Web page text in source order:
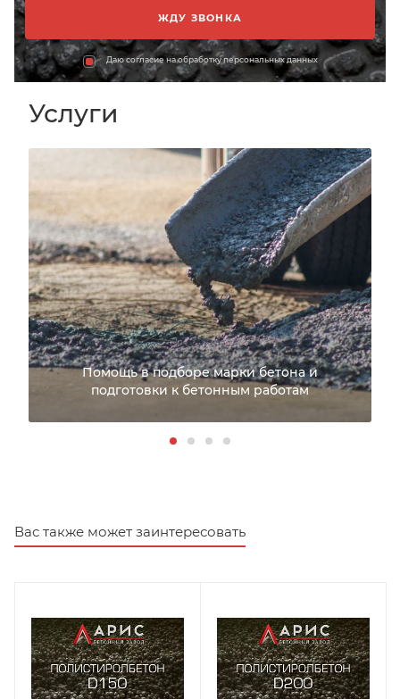
Даю согласие на обработку персональных данных
Услуги
Помощь в подборе марки бетона и
подготовки к бетонным работам
Вас также может заинтересовать